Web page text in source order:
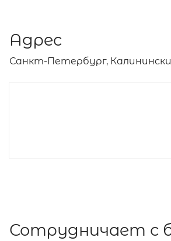
Адрес
Санкт-Петербург,
Сотрудничает с